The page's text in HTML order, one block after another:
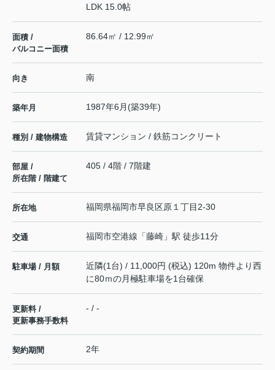
LDK 15.0帖
面積 /
バルコニー面積
86.64㎡ / 12.99㎡
向き 南
築年月 1987年6月(築39年)
種別 / 建物構造 賃貸マンション / 鉄筋コンクリート
部屋 /
所在階 / 階建て
405 / 4階 / 7階建
所在地 福岡県福岡市早良区原１丁目2-30
交通 福岡市空港線 「藤崎 」駅 徒歩11分
駐車場 / 月額
近隣(1台) / 11,000円 (税込) 120m 物件より西
に80ｍの月極駐車場を1台確保
更新料 /
更新事務手数料
- / -
契約期間 2年